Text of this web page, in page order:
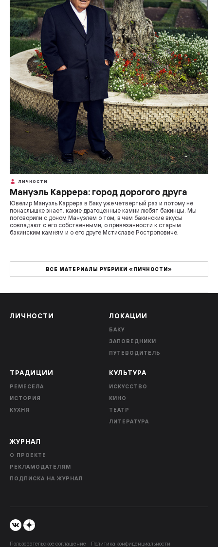
ЛИЧНОСТИ
Мануэль Каррера: город дорогого друга
Ювелир Мануэль Каррера в Баку уже четвертый раз и потому не
понаслышке знает, какие драгоценные камни любят бакинцы. Мы
поговорили с доном Мануэлем о том, в чем бакинские вкусы
совпадают с его собственными, о привязанности к старым
бакинским камням и о его друге Мстиславе Ростроповиче.
ВСЕ МАТЕРИАЛЫ РУБРИКИ «ЛИЧНОСТИ»
ЛИЧНОСТИ ЛОКАЦИИ
БАКУ
ЗАПОВЕДНИКИ
ПУТЕВОДИТЕЛЬ
ТРАДИЦИИ
РЕМЕСЕЛА
ИСТОРИЯ
КУХНЯ
КУЛЬТУРА
ИСКУССТВО
КИНО
ТЕАТР
ЛИТЕРАТУРА
ЖУРНАЛ
О ПРОЕКТЕ
РЕКЛАМОДАТЕЛЯМ
ПОДПИСКА НА ЖУРНАЛ
Пользовательское соглашение Политика конфиденциальности